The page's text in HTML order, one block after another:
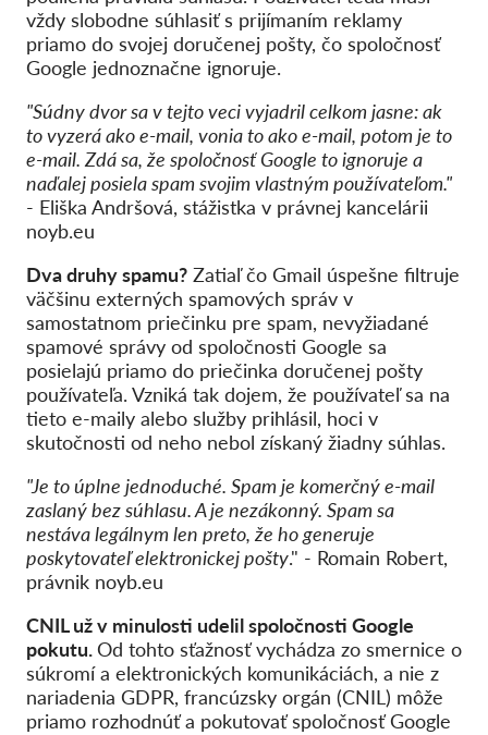
vždy slobodne súhlasiť s prijímaním reklamy
priamo do svojej doručenej pošty, čo spoločnosť
Google jednoznačne ignoruje.
"Súdny dvor sa v tejto veci vyjadril celkom jasne: ak
to vyzerá ako e-mail, vonia to ako e-mail, potom je to
e-mail. Zdá sa, že spoločnosť Google to ignoruje a
naďalej posiela spam svojim vlastným používateľom."
- Eliška Andršová, stážistka v právnej kancelárii
noyb.eu
Dva druhy spamu? Zatiaľ čo Gmail úspešne filtruje
väčšinu externých spamových správ v
samostatnom priečinku pre spam, nevyžiadané
spamové správy od spoločnosti Google sa
posielajú priamo do priečinka doručenej pošty
používateľa. Vzniká tak dojem, že používateľ sa na
tieto e-maily alebo služby prihlásil, hoci v
skutočnosti od neho nebol získaný žiadny súhlas.
"Je to úplne jednoduché. Spam je komerčný e-mail
zaslaný bez súhlasu. A je nezákonný. Spam sa
nestáva legálnym len preto, že ho generuje
poskytovateľ elektronickej pošty." - Romain Robert,
právnik noyb.eu
CNIL už v minulosti udelil spoločnosti Google
pokutu.Od tohto sťažnosť vychádza zo smernice o
súkromí a elektronických komunikáciách, a nie z
nariadenia GDPR, francúzsky orgán (CNIL) môže
priamo rozhodnúť a pokutovať spoločnosť Google